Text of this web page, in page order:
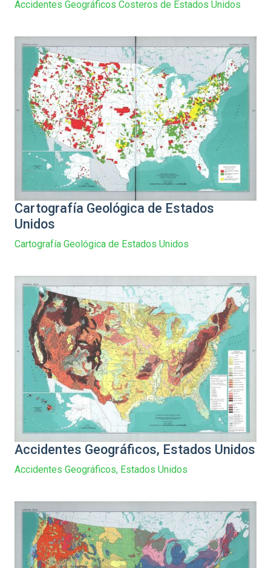
Accidentes Geográficos Costeros de Estados Unidos
Cartografía Geológica de Estados
Unidos
Cartografía Geológica de Estados Unidos
Accidentes Geográficos, Estados Unidos
Accidentes Geográficos, Estados Unidos